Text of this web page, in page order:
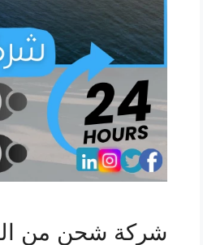
شركة شحن من